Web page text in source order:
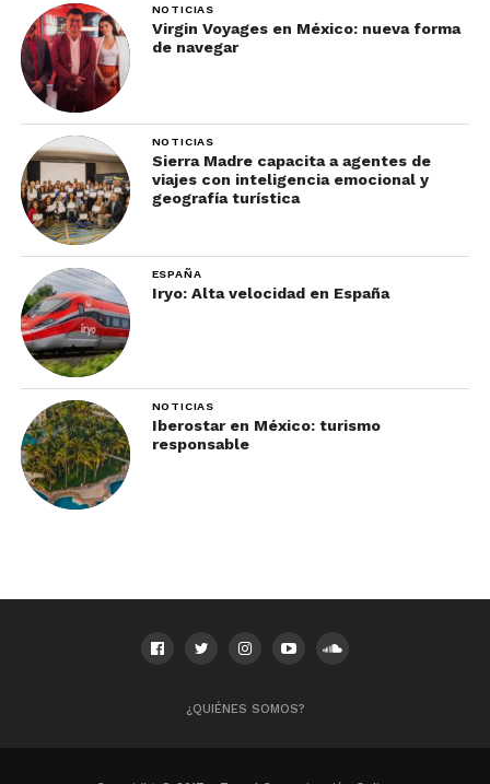
NOTICIAS
Virgin Voyages en México: nueva forma
de navegar
NOTICIAS
Sierra Madre capacita a agentes de
viajes con inteligencia emocional y
geografía turística
ESPAÑA
Iryo: Alta velocidad en España
NOTICIAS
Iberostar en México: turismo
responsable
¿QUIÉNES SOMOS?